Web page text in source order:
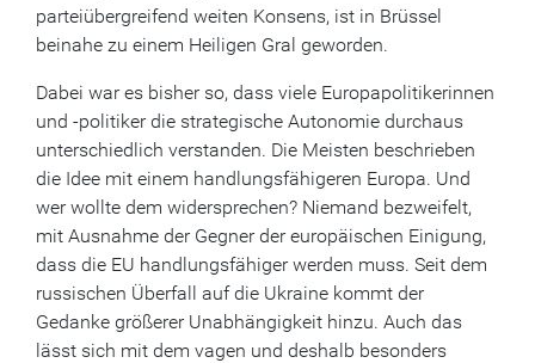
parteiübergreifend weiten Konsens, ist in Brüssel
beinahe zu einem Heiligen Gral geworden.
Dabei war es bisher so, dass viele Europapolitikerinnen
und -politiker die strategische Autonomie durchaus
unterschiedlich verstanden. Die Meisten beschrieben
die Idee mit einem handlungsfähigeren Europa. Und
wer wollte dem widersprechen? Niemand bezweifelt,
mit Ausnahme der Gegner der europäischen Einigung,
dass die EU handlungsfähiger werden muss. Seit dem
russischen Überfall auf die Ukraine kommt der
Gedanke größerer Unabhängigkeit hinzu. Auch das
lässt sich mit dem vagen und deshalb besonders